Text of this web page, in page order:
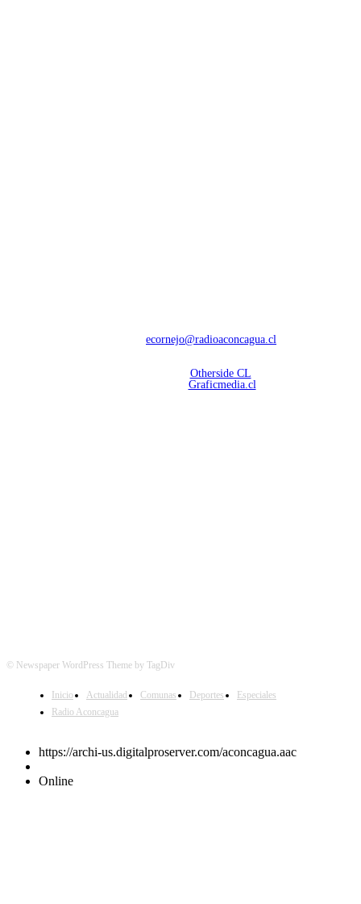
ecornejo@radioaconcagua.cl
Otherside CL
Graficmedia.cl
© Newspaper WordPress Theme by TagDiv
Inicio Actualidad Comunas Deportes
Especiales
Radio Aconcagua
https://archi-us.digitalproserver.com/aconcagua.aac
Online